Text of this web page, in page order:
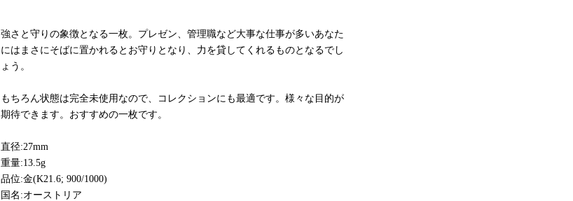
強さと守りの象徴となる一枚。プレゼン、管理職など大事な仕事が多いあなた
にはまさにそばに置かれるとお守りとなり、力を貸してくれるものとなるでし
ょう。
もちろん状態は完全未使用なので、コレクションにも最適です。様々な目的が
期待できます。おすすめの一枚です。
直径:27mm
重量:13.5g
品位:金(K21.6; 900/1000)
国名:オーストリア